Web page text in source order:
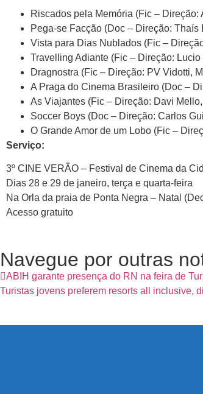
Riscados pela Memória (Fic – Direção:
Pega-se Facção (Doc – Direção: Thaís
Vista para Dias Nublados (Fic –
Travelling Adiante (Fic – Direção: Lucio
Dragnostra (Fic – Direção: PV Vidotti,
A Praga do Cinema Brasileiro (Doc –
As Viajantes (Fic – Direção: Davi
Soccer Boys (Doc – Direção: Carlos
O Grande Amor de um Lobo (Fic –
Serviço:
3º CINE VERÃO – Festival de Cinema da
Dias 28 e 29 de janeiro, terça e quarta-feira
Na Orla da praia de Ponta Negra – Natal
Acesso gratuito
Navegue por outras
ABIH garante presença do RN na feira de
Turistas jovens preferem resorts all inclusive,